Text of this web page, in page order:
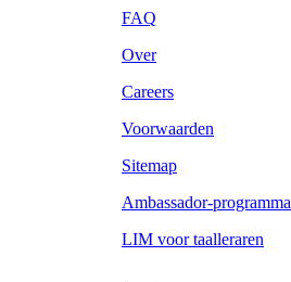
FAQ
Over
Careers
Voorwaarden
Sitemap
Ambassador-programma
LIM voor taalleraren